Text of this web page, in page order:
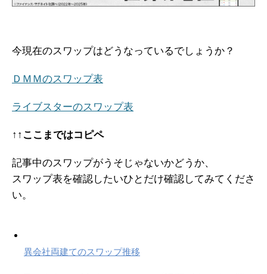
今現在のスワップはどうなっているでしょうか？
ＤＭＭのスワップ表
ライブスターのスワップ表
↑↑ここまではコピペ
記事中のスワップがうそじゃないかどうか、
スワップ表を確認したいひとだけ確認してみてくださ
い。
異会社両建てのスワップ推移